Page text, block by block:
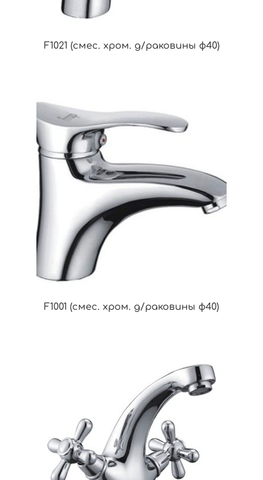
F1021 (смес. хром. д/раковины ф40)
F1001 (смес. хром. д/раковины ф40)